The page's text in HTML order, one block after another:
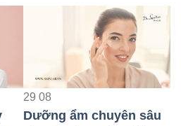
08
Dưỡng ẩm chuyên sâu